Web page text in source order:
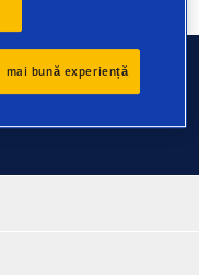
mai bună experiență